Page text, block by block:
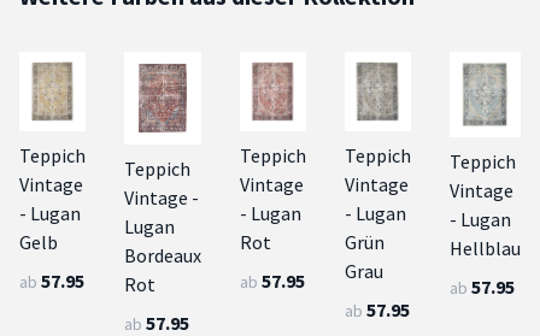
Teppich
Vintage
- Lugan
Gelb
ab 57.95
Teppich
Vintage -
Lugan
Bordeaux
Rot
ab 57.95
Teppich
Vintage
- Lugan
Rot
ab 57.95
Teppich
Vintage
- Lugan
Grün
Grau
ab 57.95
Teppich
Vintage
- Lugan
Hellblau
ab 57.95